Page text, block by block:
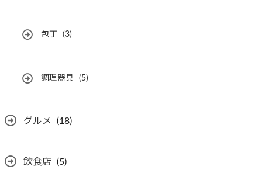
包丁 (3)
調理器具 (5)
グルメ (18)
飲食店 (5)